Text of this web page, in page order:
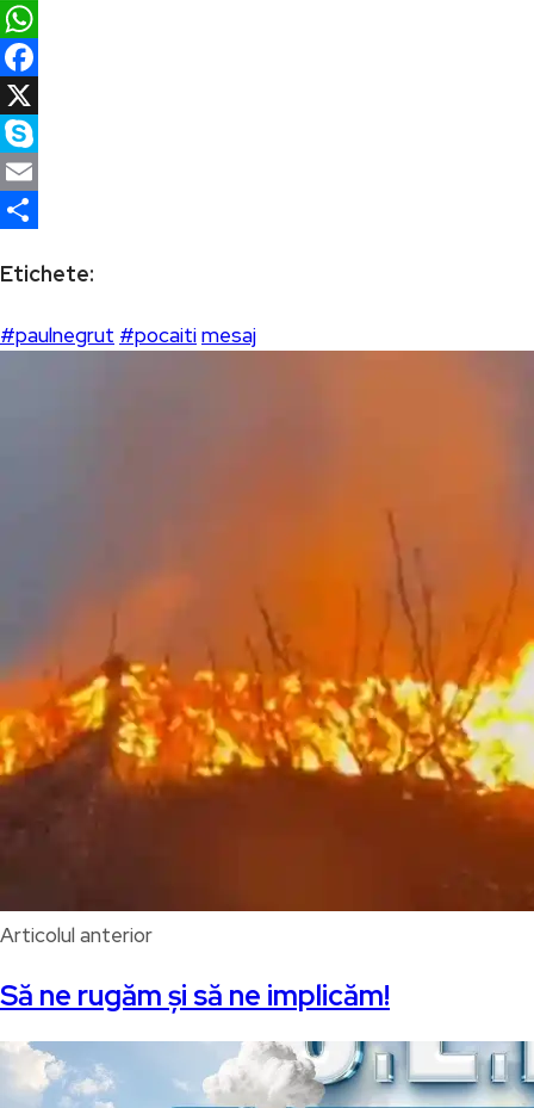
WhatsApp
Facebook
X
Skype
Email
Etichete:
#paulnegrut #pocaitimesaj
Articolul anterior
Să ne rugăm și să ne implicăm!